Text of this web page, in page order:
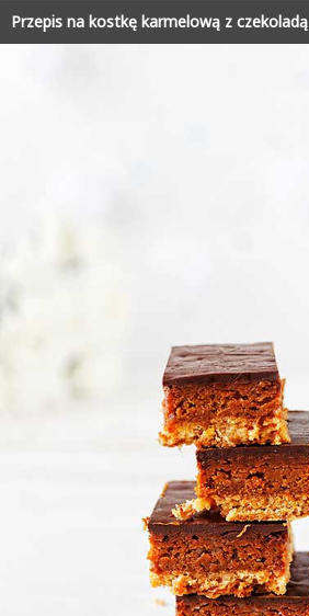
Przepis na kostkę karmelową z czekoladą